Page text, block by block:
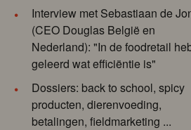
Interview met Sebastiaan de
(CEO Douglas België en
Nederland): "In de foodretail
geleerd wat efficiëntie is"
Dossiers: back to school, spicy
producten, dierenvoeding,
betalingen, fieldmarketing ...